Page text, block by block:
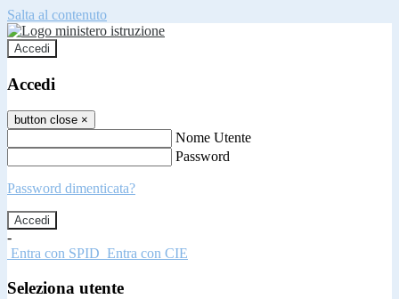
Salta al contenuto
Accedi
Accedi
button close ×
Nome Utente
Password
Password dimenticata?
-
Entra con SPID Entra con CIE
Seleziona utente